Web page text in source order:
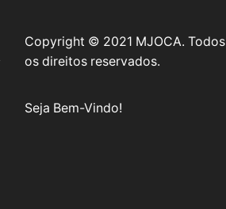
Copyright © 2021 MJOCA. Todos
os direitos reservados.
Seja Bem-Vindo!